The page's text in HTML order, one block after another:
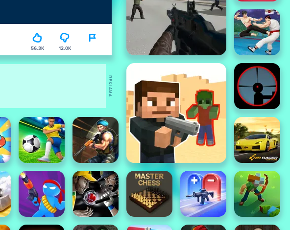
56.3K 12.0K
REKLAMA